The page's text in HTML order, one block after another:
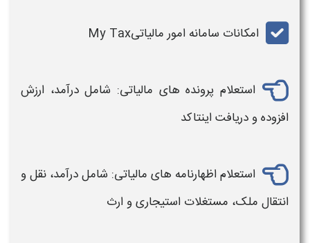
امکانات سامانه امور مالیاتیMy Tax
استعلام پرونده های مالیاتی: شامل درآمد، ارزش
افزوده و دریافت اینتاکد
استعلام اظهارنامه های مالیاتی: شامل درآمد، نقل و
انتقال ملک، مستغلات استیجاری و ارث